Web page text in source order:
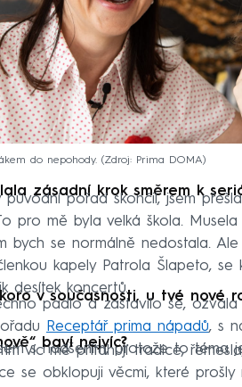
do nepohody. Zdroj: Prima DOMA
zásadní krok směrem k
původní pořad skončil, jsem
pro mě byla velká škola.
bych se normálně nedostala.
kapely Patrola Šlapeto, se
desítek koncertů.
v současnosti, u tvé nové
padlo a zastavilo se, ozvala
Receptář prima nápadů, s
s nadšením, protože to téma
baví nejvíc?
víc mě přitahují tradice,
se obklopuji věcmi, které